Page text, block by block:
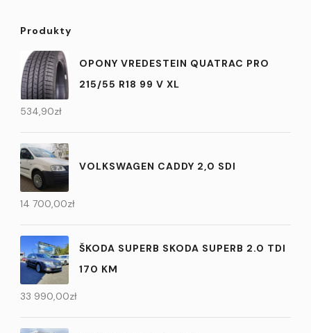
Produkty
OPONY VREDESTEIN QUATRAC PRO
215/55 R18 99 V XL
534,90zł
VOLKSWAGEN CADDY 2,0 SDI
14 700,00zł
ŠKODA SUPERB SKODA SUPERB 2.0 TDI
170 KM
33 990,00zł